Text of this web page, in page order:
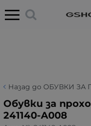
Назад до ОБУВКИ ЗА
Обувки за
241140-A008